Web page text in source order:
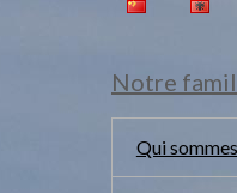
Notre
Qui